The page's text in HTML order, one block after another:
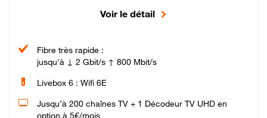
Voir le détail
Fibre très rapide :
jusqu'à ↓ 2 Gbit/s ↑ 800 Mbit/s
Livebox 6 : Wifi 6E
Jusqu’à 200 chaînes TV + 1 Décodeur TV UHD en
option à 5€/mois